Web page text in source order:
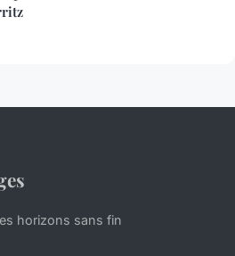
horizons sans fin